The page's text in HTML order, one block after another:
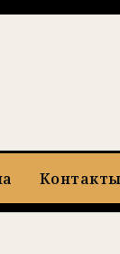
Контакты